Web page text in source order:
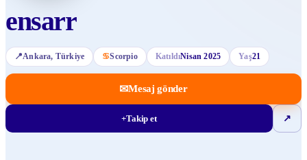
ensarr
📍Ankara, Türkiye ♋Scorpio KatıldıNisan 2025 Yaş21
✉Mesaj gönder
+Takip et ↗